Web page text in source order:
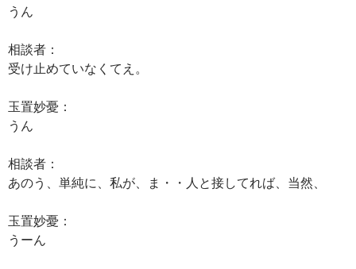
うん
相談者：
受け止めていなくてえ。
玉置妙憂：
うん
相談者：
あのう、単純に、私が、ま・・人と接してれば、当然、
玉置妙憂：
うーん